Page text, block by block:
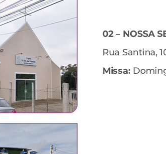
02 – NOSSA
Rua Santina,
Missa: